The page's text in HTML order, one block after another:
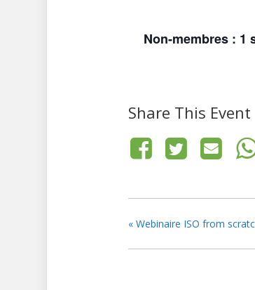
Non-membres : 1
Share This Event
« Webinaire ISO from